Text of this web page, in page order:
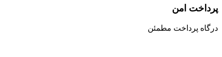
پرداخت امن
درگاه پرداخت مطمئن